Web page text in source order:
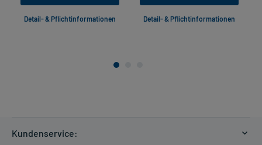
Detail- & Pflichtinformationen Detail- & Pflichtinformationen
Kundenservice: